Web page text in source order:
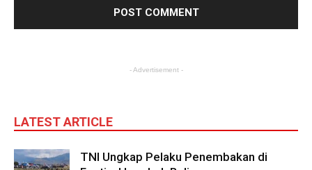
- Advertisement -
LATEST ARTICLE
TNI Ungkap Pelaku Penembakan di